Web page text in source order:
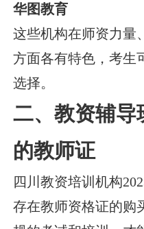
华图教育
这些机构在师资力量
方面各有特色，考生
选择。
二、教资辅导
的教师证
四川教资培训机构
存在教师资格证的购